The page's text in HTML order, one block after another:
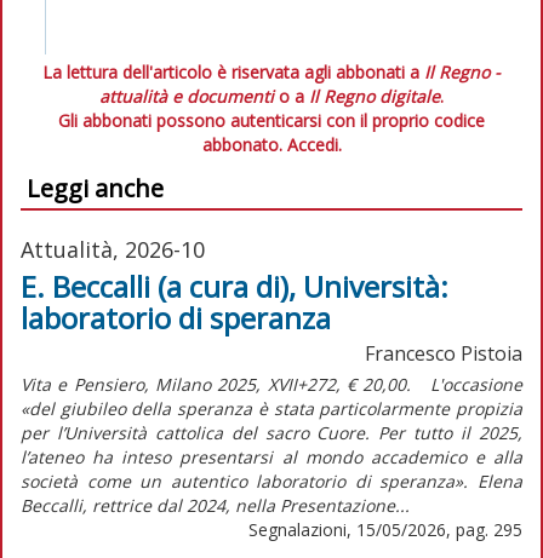
La lettura dell'articolo è riservata agli abbonati a Il Regno -
attualità e documentio a Il Regno digitale.
Gli abbonati possono autenticarsi con il proprio codice
abbonato. Accedi.
Leggi anche
Attualità, 2026-10
E. Beccalli (a cura di), Università:
laboratorio di speranza
Francesco Pistoia
Vita e Pensiero, Milano 2025, XVII+272, € 20,00. L'occasione
«del giubileo della speranza è stata particolarmente propizia
per l’Università cattolica del sacro Cuore. Per tutto il 2025,
l’ateneo ha inteso presentarsi al mondo accademico e alla
società come un autentico laboratorio di speranza». Elena
Beccalli, rettrice dal 2024, nella Presentazione...
Segnalazioni, 15/05/2026, pag. 295